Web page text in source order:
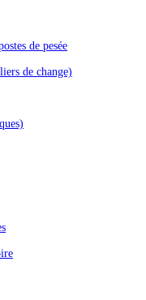
de pesée
de change)